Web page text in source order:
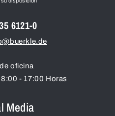
6121-0
oficina
- 17:00 Horas
Media